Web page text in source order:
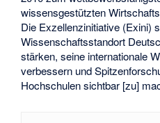
wissensgestützten
Die Exzellenzinitiative (Exini)
Wissenschaftsstandort
stärken, seine internationale
verbessern und
Hochschulen sichtbar [zu]